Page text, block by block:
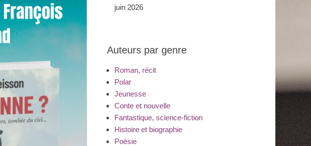
juin 2026
Auteurs par genre
Roman, récit
Polar
Jeunesse
Conte et nouvelle
Fantastique, science-fiction
Histoire et biographie
Poésie